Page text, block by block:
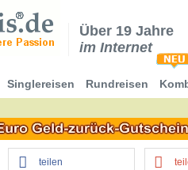
Über 19 Jahre
im Internet
Singlereisen Rundreisen
teilen